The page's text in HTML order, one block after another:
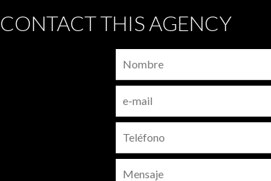
CONTACT THIS AGENCY